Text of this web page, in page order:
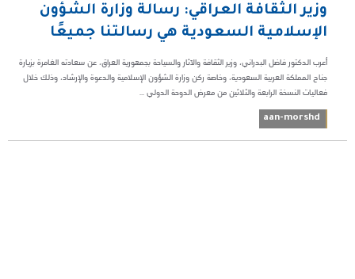
وزير الثقافة العراقي: رسالة وزارة الشؤون
الإسلامية السعودية هي رسالتنا جميعًا
أعرب الدكتور فاضل البدراني، وزير الثقافة والآثار والسياحة بجمهورية العراق، عن سعادته الغامرة بزيارة
جناح المملكة العربية السعودية، وخاصة ركن وزارة الشؤون الإسلامية والدعوة والإرشاد، وذلك خلال
فعاليات النسخة الرابعة والثلاثين من معرض الدوحة الدولي ...
aan-morshd